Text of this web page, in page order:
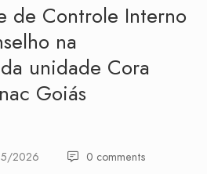
de Controle Interno
na
unidade Cora
Goiás
2026 0 comments